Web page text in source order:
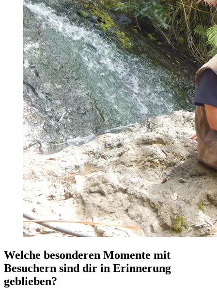
Welche besonderen Momente mit
Besuchern sind dir in Erinnerung
geblieben?